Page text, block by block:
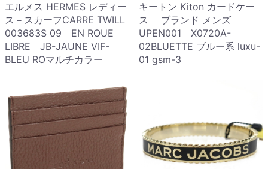
エルメス HERMES レディー
ス－スカーフCARRE TWILL
003683S 09 EN ROUE
LIBRE JB-JAUNE VIF-
BLEU ROマルチカラー
キートン Kiton カードケー
ス ブランド メンズ
UPEN001 X0720A-
02BLUETTE ブルー系 luxu-
01 gsm-3